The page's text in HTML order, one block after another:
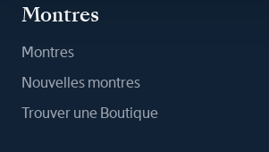
Montres
Montres
Nouvelles montres
Trouver une Boutique